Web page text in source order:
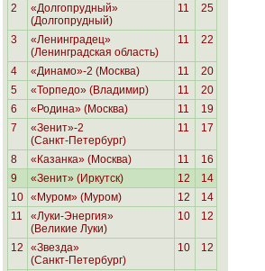
2
«Долгопрудный»
(Долгопрудный)
11 25
3
«Ленинградец»
(Ленинградская область)
11 22
4 «Динамо»-2 (Москва) 11
20
5
«Торпедо» (Владимир) 11
20
6
«Родина» (Москва) 11
19
7
«Зенит»-2
(Санкт-Петербург)
11 17
8 «Казанка» (Москва) 11
16
9
«Зенит» (Иркутск) 12
14
10 «Муром» (Муром) 12
14
11
«Луки-Энергия»
(Великие Луки)
10 12
12
«Звезда»
(Санкт-Петербург)
10 12